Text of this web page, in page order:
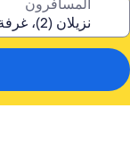
المسافرون